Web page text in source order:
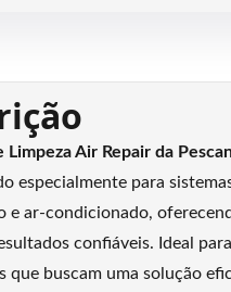
Limpeza Air Repair da
especialmente para
e ar-condicionado,
confiáveis. Ideal
que buscam uma solução